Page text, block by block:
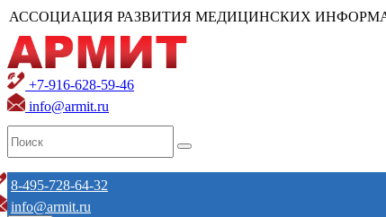
АССОЦИАЦИЯ РАЗВИТИЯ МЕДИЦИНСКИХ
+7-916-628-59-46
info@armit.ru
8-495-728-64-32
info@armit.ru